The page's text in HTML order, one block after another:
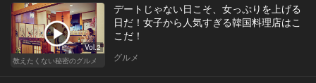
Vol.2
教えたくない秘密のグルメ
デートじゃない日こそ、女っぷりを上げる
日だ！女子から人気すぎる韓国料理店はこ
こだ！
グルメ